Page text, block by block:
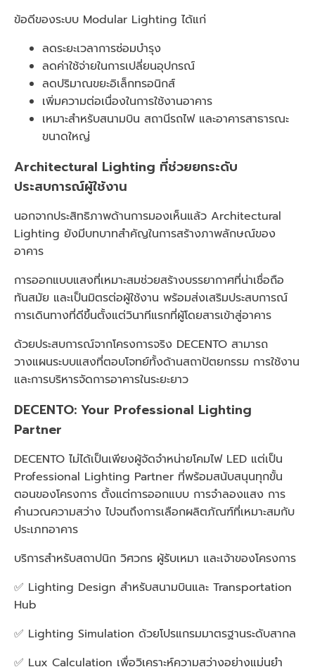
ข้อดีของระบบ Modular Lighting ได้แก่
ลดระยะเวลาการซ่อมบำรุง
ลดค่าใช้จ่ายในการเปลี่ยนอุปกรณ์
ลดปริมาณขยะอิเล็กทรอนิกส์
เพิ่มความต่อเนื่องในการใช้งานอาคาร
เหมาะสำหรับสนามบิน สถานีรถไฟ และอาคารสาธารณะ
ขนาดใหญ่
Architectural Lighting ที่ช่วยยกระดับ
ประสบการณ์ผู้ใช้งาน
นอกจากประสิทธิภาพด้านการมองเห็นแล้ว Architectural
Lighting ยังมีบทบาทสำคัญในการสร้างภาพลักษณ์ของ
อาคาร
การออกแบบแสงที่เหมาะสมช่วยสร้างบรรยากาศที่น่าเชื่อถือ
ทันสมัย และเป็นมิตรต่อผู้ใช้งาน พร้อมส่งเสริมประสบการณ์
การเดินทางที่ดีขึ้นตั้งแต่วินาทีแรกที่ผู้โดยสารเข้าสู่อาคาร
ด้วยประสบการณ์จากโครงการจริง DECENTO สามารถ
วางแผนระบบแสงที่ตอบโจทย์ทั้งด้านสถาปัตยกรรม การใช้งาน
และการบริหารจัดการอาคารในระยะยาว
DECENTO: Your Professional Lighting
Partner
DECENTO ไม่ได้เป็นเพียงผู้จัดจำหน่ายโคมไฟ LED แต่เป็น
Professional Lighting Partner ที่พร้อมสนับสนุนทุกขั้น
ตอนของโครงการ ตั้งแต่การออกแบบ การจำลองแสง การ
คำนวณความสว่าง ไปจนถึงการเลือกผลิตภัณฑ์ที่เหมาะสมกับ
ประเภทอาคาร
บริการสำหรับสถาปนิก วิศวกร ผู้รับเหมา และเจ้าของโครงการ
✅ Lighting Design สำหรับสนามบินและ Transportation
Hub
✅ Lighting Simulation ด้วยโปรแกรมมาตรฐานระดับสากล
✅ Lux Calculation เพื่อวิเคราะห์ความสว่างอย่างแม่นยำ